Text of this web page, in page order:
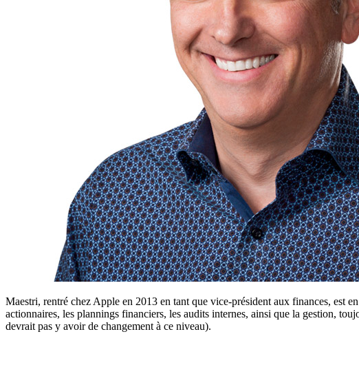
Maestri, rentré chez Apple en 2013 en tant que vice-président aux finances, est
actionnaires, les plannings financiers, les audits internes, ainsi que la gestion,
devrait pas y avoir de changement à ce niveau).